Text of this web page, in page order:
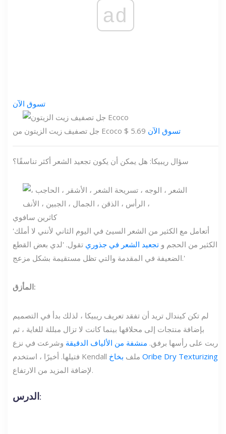
ad
تسوق الآن
جل تصفيف زيت الزيتون من Ecoco $ 5.69 تسوق الآن
سؤال ريبيكا: هل يمكن أن يكون تجعيد الشعر أكثر تناسقًا؟
كاثرين سافوي
'أتعامل مع الكثير من الشعر السيئ في اليوم الثاني لأنني لا أملك
الكثير من الحجم و تجعيد الشعر في جذوري تقول. 'لدي بعض القطع
الضعيفة في المقدمة والتي تظل مستقيمة بشكل مزعج.'
المأزق:
لم تكن كيندال تريد أن تفقد تعريف ريبيكا ، لذلك بدأ في التصميم
بإضافة منتجات إلى محلاقها بينما كانت لا تزال مبللة للغاية ، ثم
ربت على رأسها برفق. منشفة من الألياف الدقيقة وشرعت في نزع
فتيلها. أخيرًا ، استخدم Kendall ملف بخاخ Oribe Dry Texturizing
لإضافة المزيد من الارتفاع.
الدرس: